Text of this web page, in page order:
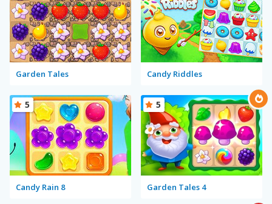
Garden Tales Candy Riddles
Candy Rain 8
5
Garden Tales 4
5